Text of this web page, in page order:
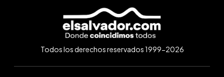
Todos los derechos reservados 1999-2026